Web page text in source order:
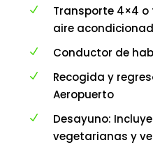
Transporte 4×4
aire
Conductor de
Recogida y
Aeropuerto
Desayuno:
vegetarianas y